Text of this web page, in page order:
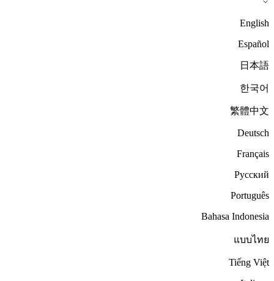
English
Español
日本語
한국어
繁體中文
Deutsch
Français
Русский
Português
Bahasa Indonesia
แบบไทย
Tiếng Việt